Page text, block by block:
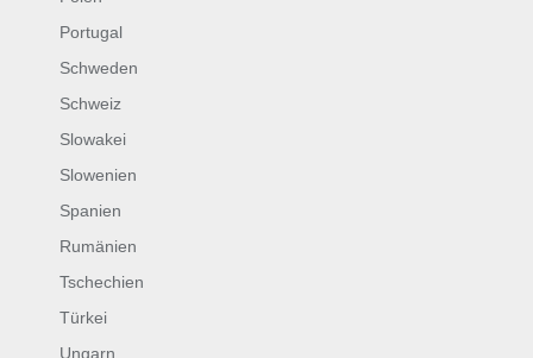
Portugal
Schweden
Schweiz
Slowakei
Slowenien
Spanien
Rumänien
Tschechien
Türkei
Ungarn